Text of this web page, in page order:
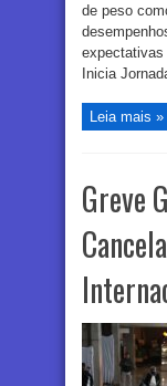
de peso
expectativas
Inicia
Leia mais »
Greve